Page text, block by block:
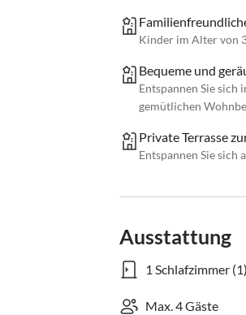
Kinder im Alter von
Bequeme und
Entspannen Sie sich
gemütlichen
Private Terrasse
Entspannen Sie sich
Ausstattung
1 Schlafzimmer (1)
Max. 4 Gäste